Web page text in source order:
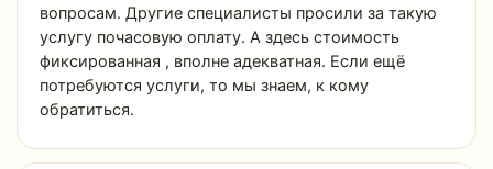
вопросам. Другие специалисты просили за такую
услугу почасовую оплату. А здесь стоимость
фиксированная , вполне адекватная. Если ещё
потребуются услуги, то мы знаем, к кому
обратиться.